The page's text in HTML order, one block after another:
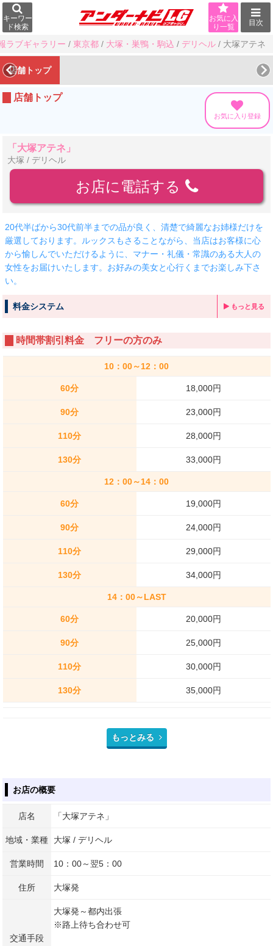
キーワー
ド検索
目次
お気に入
り一覧
ラブギャラリー / 東京都 / 大塚・巣鴨・駒込 / デリヘル / 大塚アテネ
店舗トップ
お気に入り登録
店舗トップ
「大塚アテネ」
大塚 / デリヘル
お店に電話する
20代半ばから30代前半までの品が良く、清楚で綺麗なお姉様だけを
厳選しております。ルックスもさることながら、当店はお客様に心
から愉しんでいただけるように、マナー・礼儀・常識のある大人の
女性をお届けいたします。お好みの美女と心行くまでお楽しみ下さ
い。
料金システム もっと見る
時間帯割引料金 フリーの方のみ
10：00～12：00
60分 18,000円
90分 23,000円
110分 28,000円
130分 33,000円
12：00～14：00
60分 19,000円
90分 24,000円
110分 29,000円
130分 34,000円
14：00～LAST
60分 20,000円
90分 25,000円
110分 30,000円
130分 35,000円
もっとみる
お店の概要
店名 「大塚アテネ」
地域・業種 大塚 / デリヘル
営業時間 10：00～翌5：00
住所 大塚発
交通手段
大塚発～都内出張
※路上待ち合わせ可